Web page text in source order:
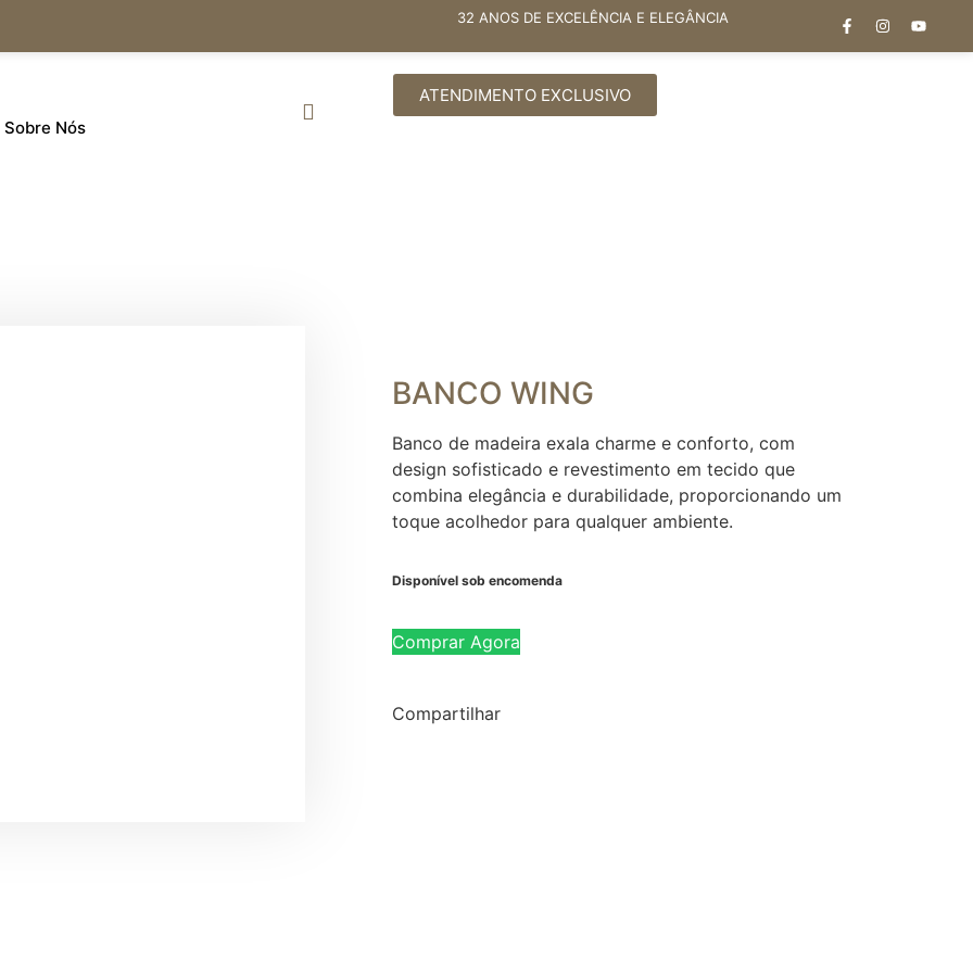
32 ANOS DE EXCELÊNCIA E ELEGÂNCIA
Sobre Nós
ATENDIMENTO EXCLUSIVO
BANCO WING
Banco de madeira exala charme e conforto, com
design sofisticado e revestimento em tecido que
combina elegância e durabilidade, proporcionando um
toque acolhedor para qualquer ambiente.
Disponível sob encomenda
Comprar Agora
Compartilhar